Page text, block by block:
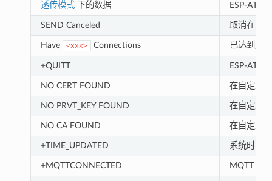
透传模式下的数据 ESP-AT
SEND Canceled 取消在
Have <xxx> Connections 已达到服
+QUITT ESP-AT
NO CERT FOUND 在自定义
NO PRVT_KEY FOUND 在自定义
NO CA FOUND 在自定义
+TIME_UPDATED 系统时间
+MQTTCONNECTED MQTT 已